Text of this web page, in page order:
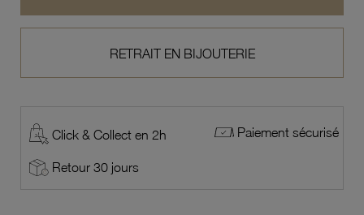
RETRAIT EN BIJOUTERIE
Click & Collect en 2h Paiement sécurisé
Retour 30 jours